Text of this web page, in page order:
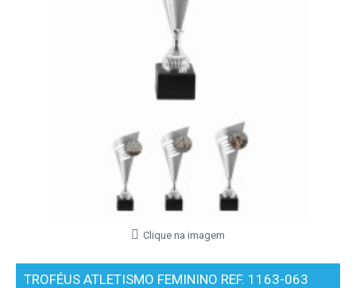
Clique na imagem
TROFÉUS ATLETISMO FEMININO REF. 1163-063